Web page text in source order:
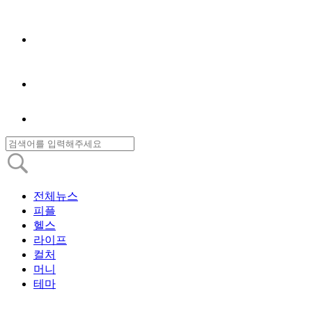
전체뉴스
피플
헬스
라이프
컬처
머니
테마